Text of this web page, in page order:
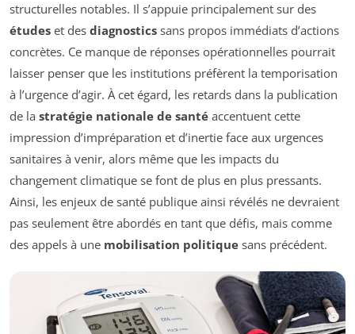
structurelles notables. Il s’appuie principalement sur des
études et des diagnostics sans propos immédiats d’actions
concrètes. Ce manque de réponses opérationnelles pourrait
laisser penser que les institutions préfèrent la temporisation
à l’urgence d’agir. À cet égard, les retards dans la publication
de la stratégie nationale de santé accentuent cette
impression d’impréparation et d’inertie face aux urgences
sanitaires à venir, alors même que les impacts du
changement climatique se font de plus en plus pressants.
Ainsi, les enjeux de santé publique ainsi révélés ne devraient
pas seulement être abordés en tant que défis, mais comme
des appels à une mobilisation politique sans précédent.